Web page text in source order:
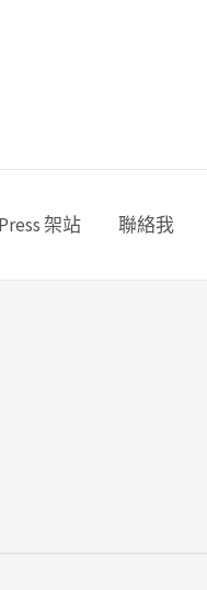
架站 聯絡我